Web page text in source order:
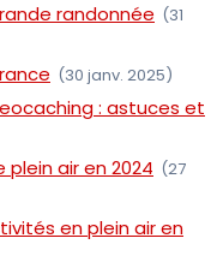
randonnée (31
(30 janv. 2025)
: astuces et
air en 2024 (27
en plein air en